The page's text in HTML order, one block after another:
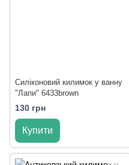
Силіконовий килимок у ванну
"Лапи" 6433brown
130 грн
Купити